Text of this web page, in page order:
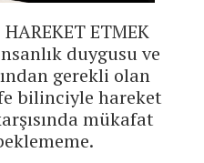
ETMEK
duygusu ve
gerekli olan
bilinciyle hareket
mükafat